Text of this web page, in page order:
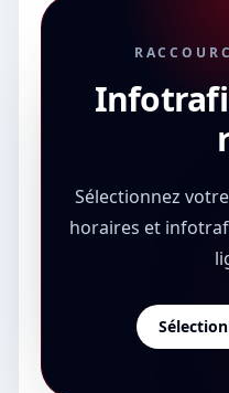
Sélectionnez
horaires et